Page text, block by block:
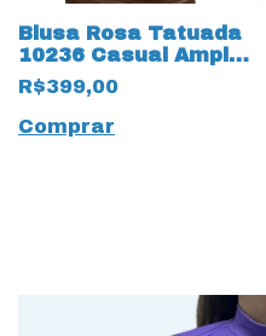
Blusa Rosa Tatuada
10236 Casual Ampla
Corduroy Ushuaia
Bege
R$399,00
Comprar